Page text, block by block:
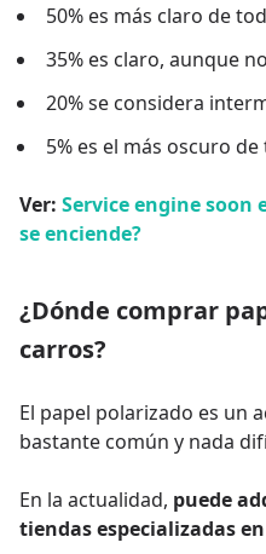
50% es más claro de
35% es claro, aunque
20% se considera
5% es el más oscuro
Ver: Service engine soon
se enciende?
¿Dónde comprar
carros?
El papel polarizado es un
bastante común y nada
En la actualidad, puede
tiendas especializadas